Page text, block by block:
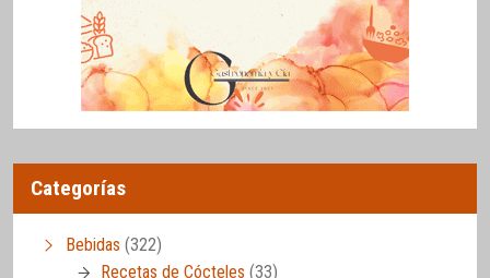
Categorías
Bebidas (322)
Recetas de Cócteles (33)